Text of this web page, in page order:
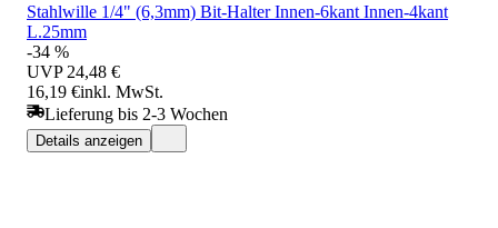
Stahlwille 1/4" (6,3mm) Bit-Halter Innen-6kant Innen-4kant
L.25mm
-34 %
UVP 24,48 €
16,19 €inkl. MwSt.
Lieferung bis 2-3 Wochen
Details anzeigen